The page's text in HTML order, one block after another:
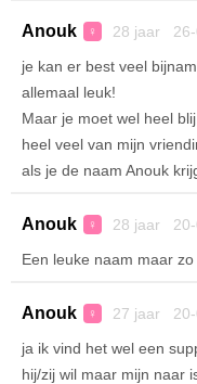
Anouk ♀ 28 jaar 26-
je kan er best veel
allemaal leuk!
Maar je moet wel heel
heel veel van mijn
als je de naam Anouk
Anouk ♀ 28 jaar 20-
Een leuke naam maar zo
Anouk ♀ 27 jaar 20-
ja ik vind het wel een
hij/zij wil maar mijn naar